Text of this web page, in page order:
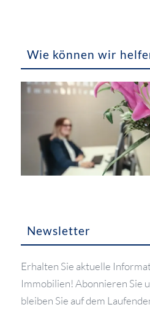
Wie können wir
Newsletter
Erhalten Sie aktuelle
Immobilien! Abonnieren Sie
bleiben Sie auf dem